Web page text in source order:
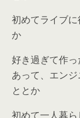
初めてライブ
か
好き過ぎて作
あって、エン
ととか
初めて一人暮